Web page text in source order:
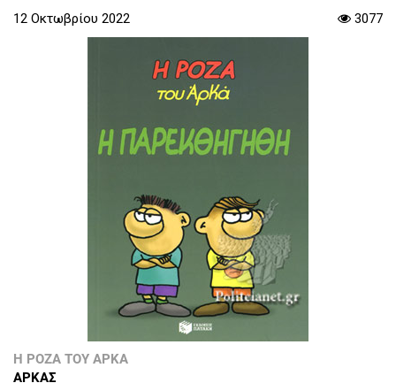
12 Οκτωβρίου 2022 3077
Η ΡΟΖΑ ΤΟΥ ΑΡΚΑ
ΑΡΚΑΣ